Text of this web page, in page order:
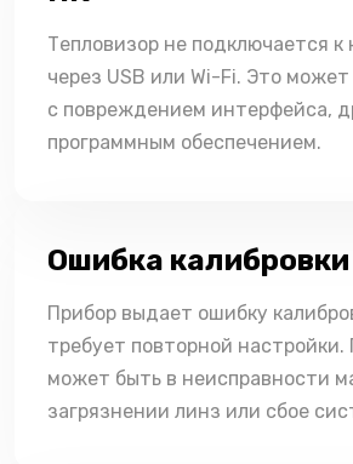
Тепловизор не подключается к
через USB или Wi-Fi. Это
с повреждением интерфейса,
программным обеспечением.
Ошибка калибровки
Прибор выдает ошибку
требует повторной настройки.
может быть в неисправности
загрязнении линз или сбое